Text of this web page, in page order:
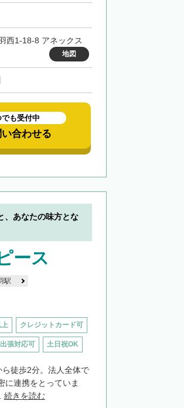
西1-18-8 アネックス
地図
も受付中
合わせる
、あなたの味方とな
ース
駅
クレジットカード可
張対応可 土日祝OK
徒歩2分。法人全体で
に連携をとっていま
続きを読む